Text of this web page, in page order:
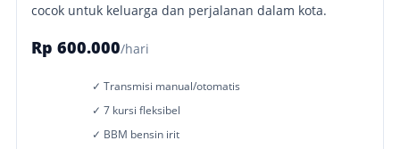
cocok untuk keluarga dan perjalanan dalam kota.
Rp 600.000/hari
✓ Transmisi manual/otomatis
✓ 7 kursi fleksibel
✓ BBM bensin irit